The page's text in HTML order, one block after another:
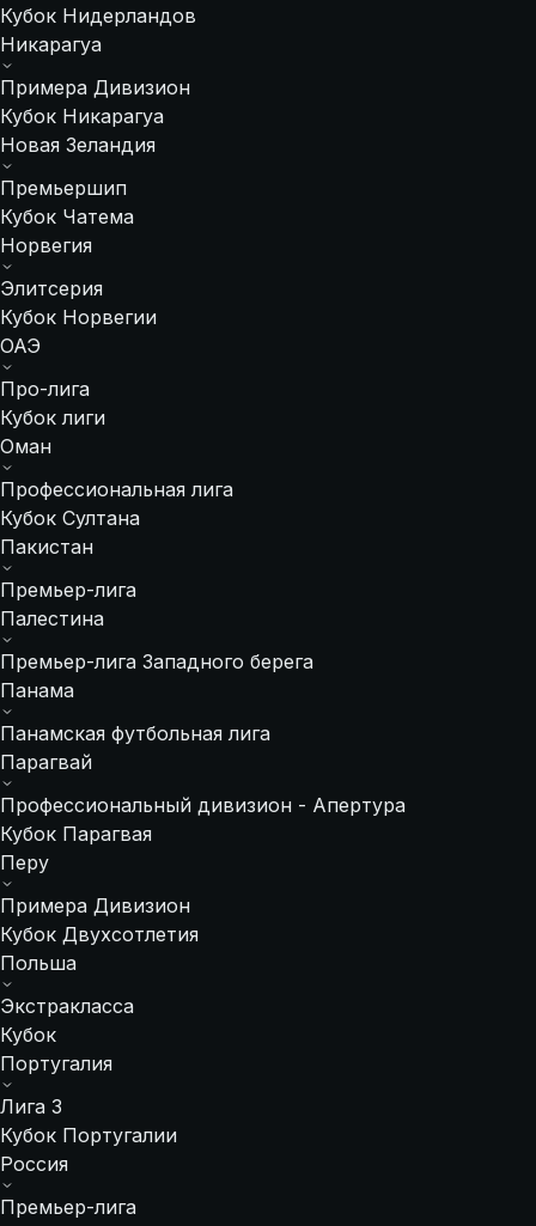
Кубок Нидерландов
Никарагуа
Примера Дивизион
Кубок Никарагуа
Новая Зеландия
Премьершип
Кубок Чатема
Норвегия
Элитсерия
Кубок Норвегии
ОАЭ
Про-лига
Кубок лиги
Оман
Профессиональная лига
Кубок Султана
Пакистан
Премьер-лига
Палестина
Премьер-лига Западного берега
Панама
Панамская футбольная лига
Парагвай
Профессиональный дивизион - Апертура
Кубок Парагвая
Перу
Примера Дивизион
Кубок Двухсотлетия
Польша
Экстракласса
Кубок
Португалия
Лига 3
Кубок Португалии
Россия
Премьер-лига